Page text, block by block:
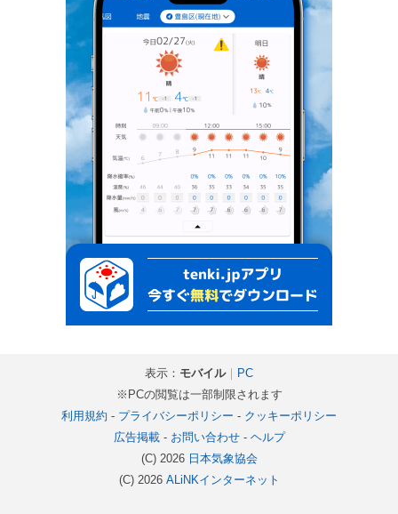
表示： モバイル｜
PC
※PCの閲覧は一部制限されます
利用規約 - プライバシーポリシー - クッキーポリシー
広告掲載- お問い合わせ- ヘルプ
(C) 2026 日本気象協会
(C) 2026 ALiNKインターネット